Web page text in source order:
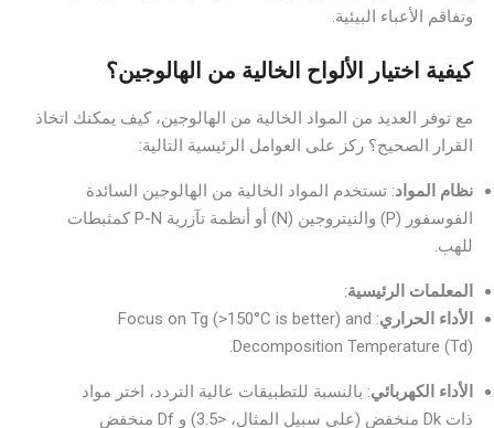
وتفاقم الأعباء البيئية.
كيفية اختيار الألواح الخالية من الهالوجين؟
مع توفر العديد من المواد الخالية من الهالوجين، كيف يمكنك اتخاذ
القرار الصحيح؟ ركز على العوامل الرئيسية التالية:
نظام المواد: تستخدم المواد الخالية من الهالوجين السائدة
الفوسفور (P) والنيتروجين (N) أو أنظمة تآزرية P-N كمثبطات
للهب.
المعلمات الرئيسية:
الأداء الحراري : Focus on Tg (>150°C is better) and
Decomposition Temperature (Td).
الأداء الكهربائي: بالنسبة للتطبيقات عالية التردد، اختر مواد
ذات Dk منخفض (على سبيل المثال، <3.5) و Df منخفض